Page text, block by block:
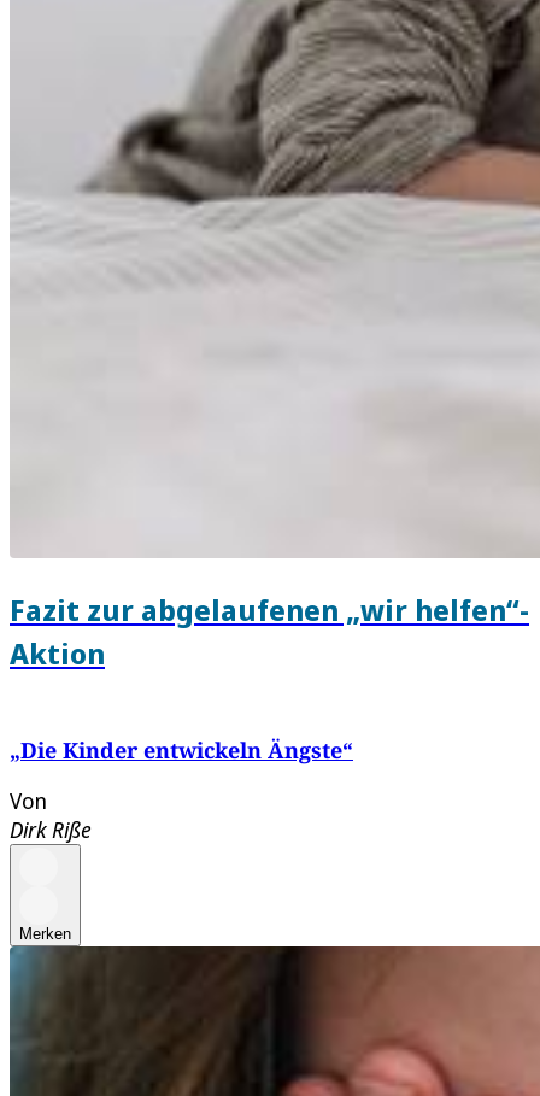
Fazit zur abgelaufenen „wir helfen“-
Aktion
„Die Kinder entwickeln Ängste“
Von
Dirk Riße
Merken